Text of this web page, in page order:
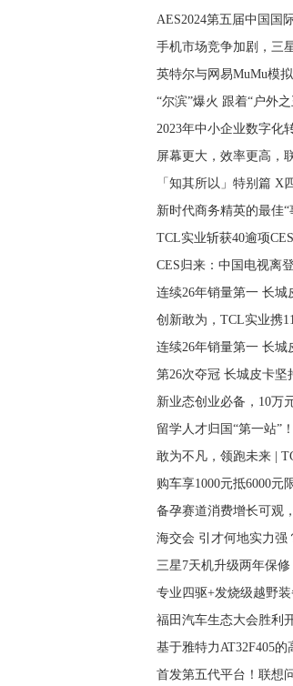
AES2024第五届中国国
手机市场竞争加剧，三
英特尔与网易MuMu模
“尔滨”爆火 跟着“户外
2023年中小企业数字化
屏幕更大，效率更高，
「知其所以」特别篇
新时代商务精英的最佳
TCL实业斩获40逾项
CES归来：中国电视离
连续26年销量第一 长
创新敢为，TCL实业携
连续26年销量第一 长城
第26次夺冠 长城皮卡
新业态创业必备，10万
留学人才归国“第一站”
敢为不凡，领跑未来 |
购车享1000元抵6000元
备孕赛道消费增长可观
海交会 引才何地实力强
三星7天机升级两年保
专业四驱+发烧级越野
福田汽车生态大会胜利
基于雅特力AT32F405
首发第五代平台！联想